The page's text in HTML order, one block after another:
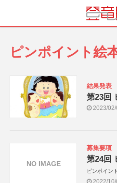
ピンポイント絵
結果発表
第23回
2023/02/
募集要項
第24回
ピンポイン
NO IMAGE